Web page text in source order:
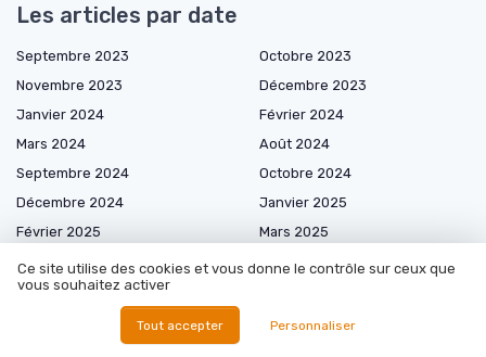
Les articles par date
Septembre 2023
Octobre 2023
Novembre 2023
Décembre 2023
Janvier 2024
Février 2024
Mars 2024
Août 2024
Septembre 2024
Octobre 2024
Décembre 2024
Janvier 2025
Février 2025
Mars 2025
Avril 2025
Mai 2025
Juin 2025
Septembre 2025
Ce site utilise des cookies et vous donne le contrôle sur ceux que
vous souhaitez activer
Tout accepter Personnaliser